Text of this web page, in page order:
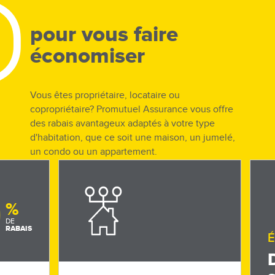
pour vous faire
économiser
Vous êtes propriétaire, locataire ou
copropriétaire? Promutuel Assurance vous offre
des rabais avantageux adaptés à votre type
d'habitation, que ce soit une maison, un jumelé,
un condo ou un appartement.
%
DE
RABAIS
Obtenezautant de rabais que de
résidences supplémentaires
assurées chez nous : appartement,
plus vous y gagnez!